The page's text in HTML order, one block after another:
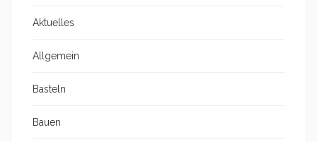
Aktuelles
Allgemein
Basteln
Bauen